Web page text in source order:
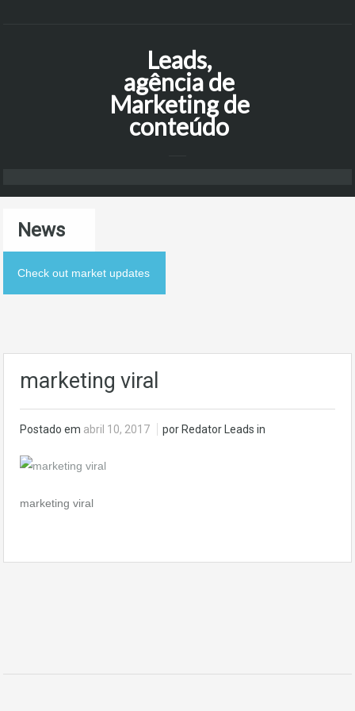
Leads,
agência de
Marketing de
conteúdo
News
Check out market updates
marketing viral
Postado em abril 10, 2017 por Redator Leads in
marketing viral